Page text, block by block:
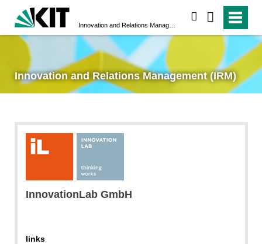
Innovation and Relations Management (IRM)
InnovationLab GmbH
links